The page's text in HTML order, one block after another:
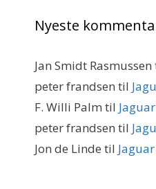
Nyeste
Jan Smidt Rasmussen
peter frandsen til
F. Willi Palm til
peter frandsen til
Jon de Linde til